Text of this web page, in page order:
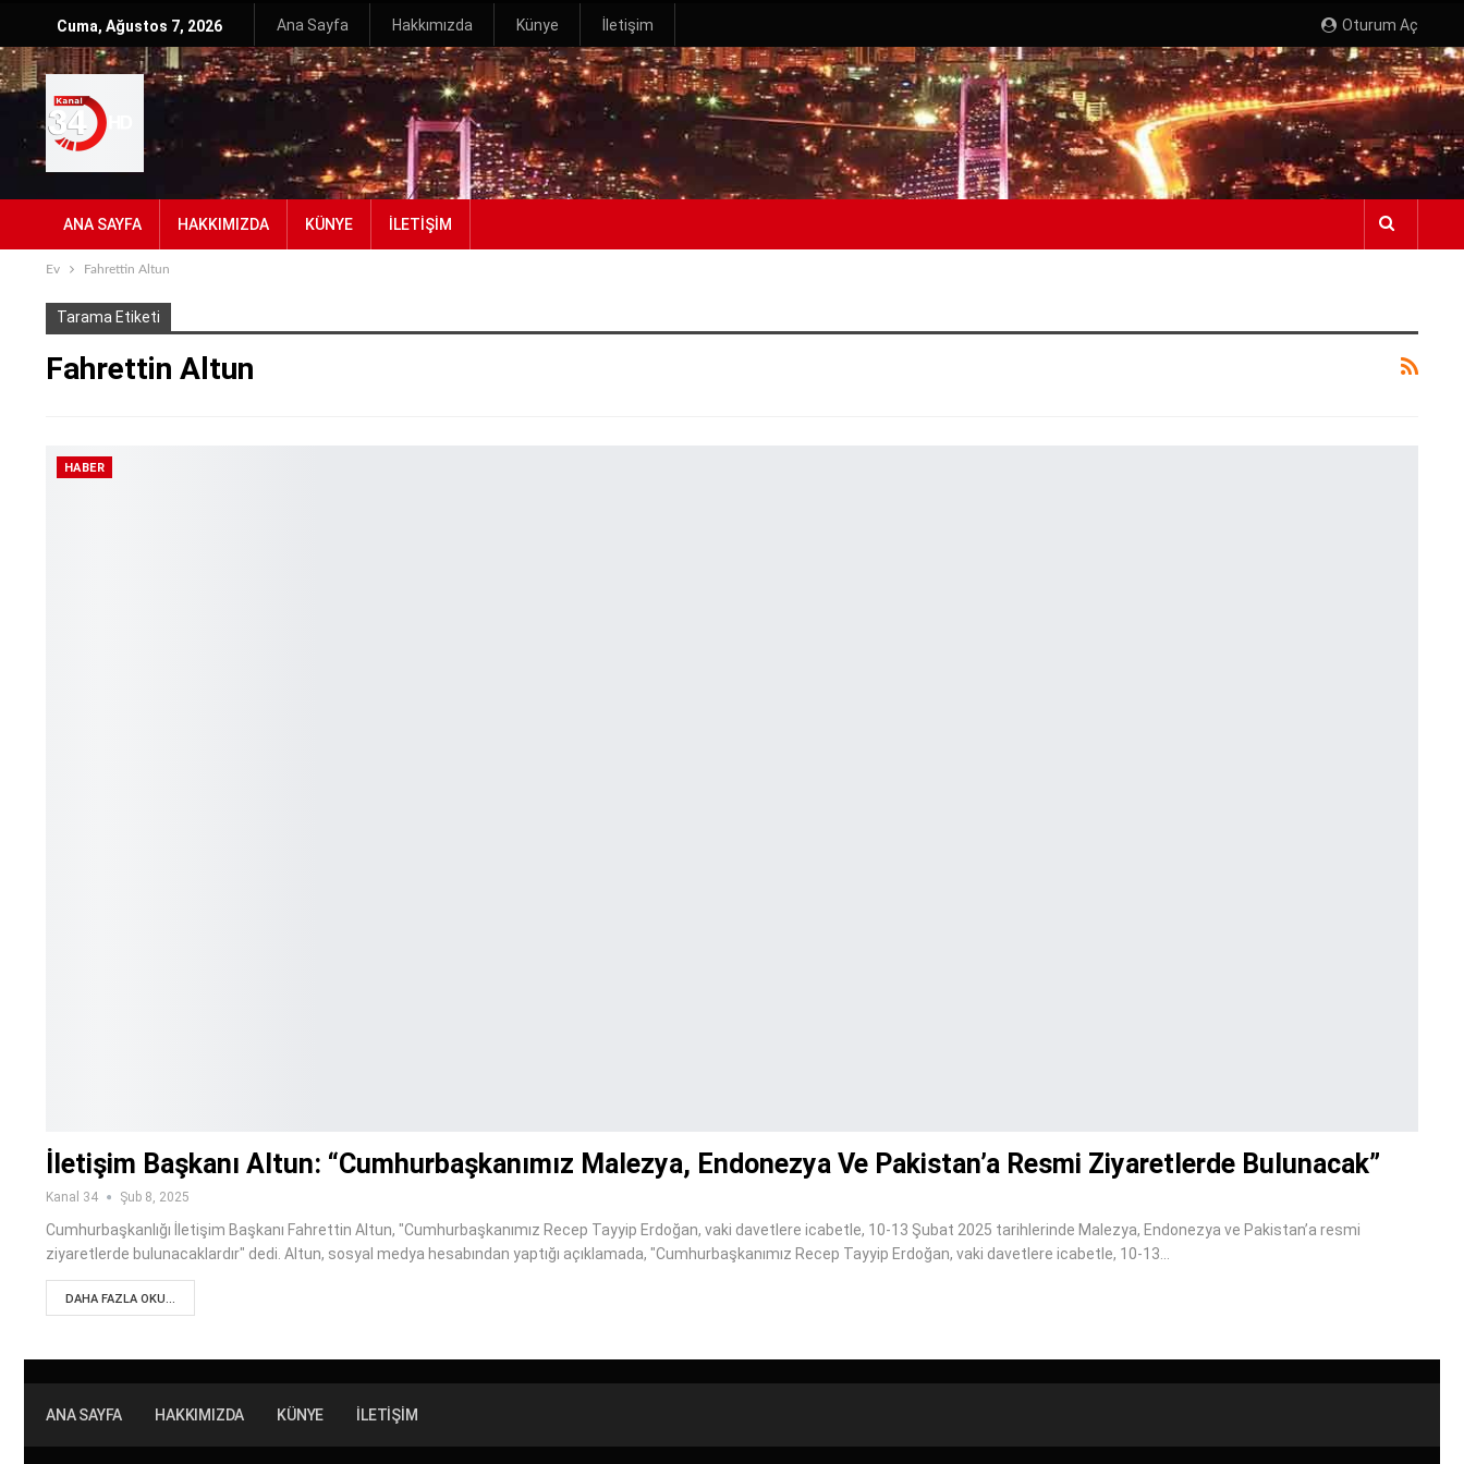
Oturum Aç
Cuma, Ağustos 7, 2026 Ana Sayfa Hakkımızda Künye İletişim
ANA SAYFA HAKKIMIZDA KÜNYE İLETIŞIM
Ev Fahrettin Altun
Tarama Etiketi
Fahrettin Altun
HABER
İletişim Başkanı Altun: “Cumhurbaşkanımız Malezya, Endonezya Ve Pakistan’a Resmi Ziyaretlerde Bulunacak”
Kanal 34 Şub 8, 2025
Cumhurbaşkanlığı İletişim Başkanı Fahrettin Altun, "Cumhurbaşkanımız Recep Tayyip Erdoğan, vaki davetlere icabetle, 10-13 Şubat 2025 tarihlerinde Malezya, Endonezya ve Pakistan’a resmi
ziyaretlerde bulunacaklardır" dedi. Altun, sosyal medya hesabından yaptığı açıklamada, "Cumhurbaşkanımız Recep Tayyip Erdoğan, vaki davetlere icabetle, 10-13…
DAHA FAZLA OKU...
ANA SAYFA HAKKIMIZDA KÜNYE İLETIŞIM